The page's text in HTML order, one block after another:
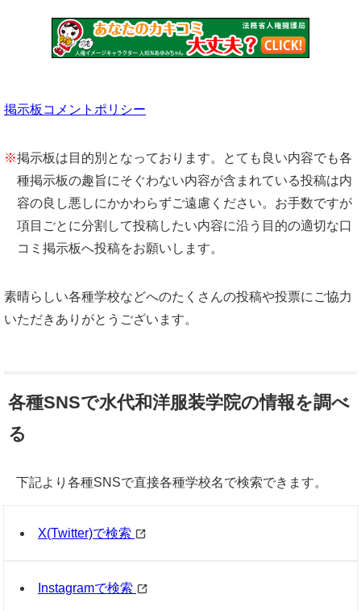
掲示板コメントポリシー
※掲示板は目的別となっております。とても良い内容でも各
種掲示板の趣旨にそぐわない内容が含まれている投稿は内
容の良し悪しにかかわらずご遠慮ください。お手数ですが
項目ごとに分割して投稿したい内容に沿う目的の適切な口
コミ掲示板へ投稿をお願いします。
素晴らしい各種学校などへのたくさんの投稿や投票にご協力
いただきありがとうございます。
各種SNSで水代和洋服装学院の情報を調べ
る
下記より各種SNSで直接各種学校名で検索できます。
X(Twitter)で検索
Instagramで検索